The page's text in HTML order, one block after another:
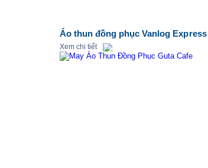
Áo thun đồng phục Vanlog Express
Xem chi tiết